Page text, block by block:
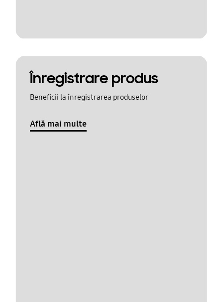
Înregistrare produs
Beneficii la înregistrarea produselor
Află mai multe